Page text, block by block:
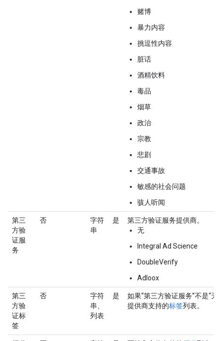
赌博
暴力内容
挑逗性内容
脏话
酒精饮料
毒品
烟草
政治
宗教
悲剧
交通事故
敏感的社会问题
骇人听闻
第三
方验
证服
务
否
字符
串
是
第三方验证服务提供商。
无
Integral Ad Science
DoubleVerify
Adloox
第三
方验
证标
签
否
字符
串、
列表
是
如果“第三方验证服务”不是“无
提供商支持的标签列表。